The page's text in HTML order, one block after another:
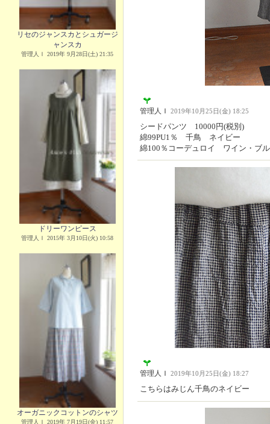
リセのジャンスカとシュガージ
ャンスカ
管理人Ｉ 2019年 9月28日(土) 21:35
ドリーワンピース
管理人Ｉ 2015年 3月10日(火) 10:58
オーガニックコットンのシャツ
管理人Ｉ 2019年 7月19日(金) 11:57
管理人Ｉ 2019年10月25日(金) 18:25
シードパンツ 10000円(税別)
綿99PU1％ 千鳥 ネイビー
綿100％コーデュロイ ワイン・ブ
管理人Ｉ 2019年10月25日(金) 18:27
こちらはみじん千鳥のネイビー